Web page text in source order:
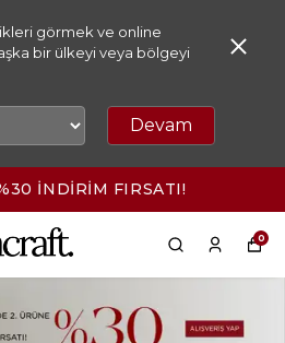
görmek ve online
bir ülkeyi veya bölgeyi
Devam
2500₺ ÜZERİ KARGO
0